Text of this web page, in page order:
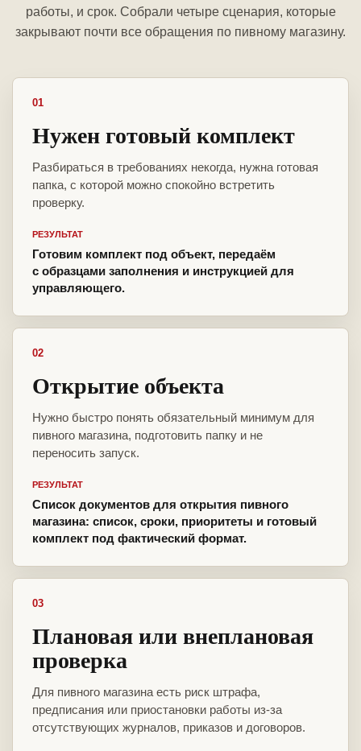
работы, и срок. Собрали четыре сценария, которые
закрывают почти все обращения по пивному магазину.
01
Нужен готовый комплект
Разбираться в требованиях некогда, нужна готовая
папка, с которой можно спокойно встретить
проверку.
РЕЗУЛЬТАТ
Готовим комплект под объект, передаём
с образцами заполнения и инструкцией для
управляющего.
02
Открытие объекта
Нужно быстро понять обязательный минимум для
пивного магазина, подготовить папку и не
переносить запуск.
РЕЗУЛЬТАТ
Список документов для открытия пивного
магазина: список, сроки, приоритеты и готовый
комплект под фактический формат.
03
Плановая или внеплановая
проверка
Для пивного магазина есть риск штрафа,
предписания или приостановки работы из-за
отсутствующих журналов, приказов и договоров.